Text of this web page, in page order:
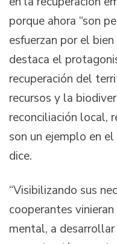
porque ahora “son
esfuerzan por el bien
destaca el
recuperación del
recursos y la
reconciliación local,
son un ejemplo en
dice.
“Visibilizando sus
cooperantes
mental, a